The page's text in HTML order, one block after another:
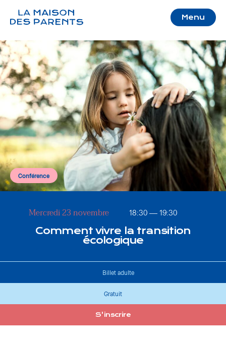
Menu
Conférence
Mercredi 23 novembre 18:30 — 19:30
Comment vivre la transition
écologique
Billet adulte
Gratuit
S'inscrire